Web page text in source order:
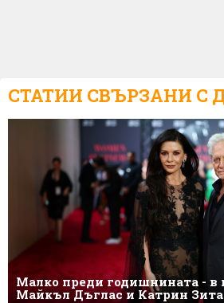
СТАТИИ СВЪРЗАНИ С
Малко преди годишнината - в
Майкъл Дъглас и Катрин